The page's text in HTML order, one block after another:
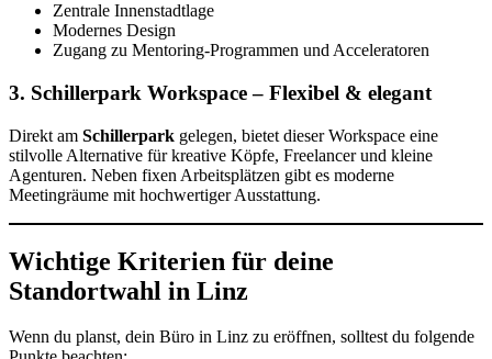
Zentrale Innenstadtlage
Modernes Design
Zugang zu Mentoring-Programmen und Acceleratoren
3. Schillerpark Workspace – Flexibel & elegant
Direkt am Schillerpark gelegen, bietet dieser Workspace eine
stilvolle Alternative für kreative Köpfe, Freelancer und kleine
Agenturen. Neben fixen Arbeitsplätzen gibt es moderne
Meetingräume mit hochwertiger Ausstattung.
Wichtige Kriterien für deine
Standortwahl in Linz
Wenn du planst, dein Büro in Linz zu eröffnen, solltest du folgende